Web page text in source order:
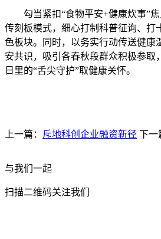
勾当紧扣“食物平安+健康炊事”焦
传刻板模式，细心打制科普征询、打
色板块。同时，以务实行动传送健康
安共识，吸引各春秋段群众积极参取
日里的“舌尖守护”取健康关怀。
上一篇： 斥地科创企业融资新径 下一
与我们一起
扫描二维码关注我们